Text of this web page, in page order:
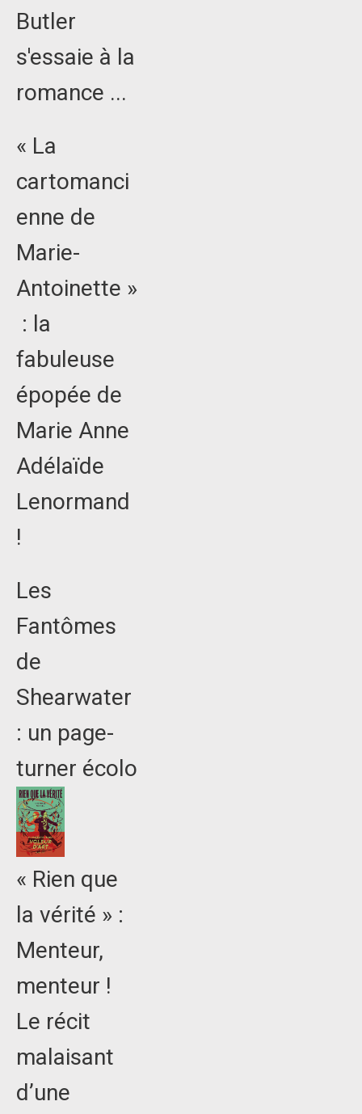
Butler
s'essaie à la
romance ...
« La
cartomanci
enne de
Marie-
Antoinette »
: la
fabuleuse
épopée de
Marie Anne
Adélaïde
Lenormand
!
Les
Fantômes
de
Shearwater
: un page-
turner écolo
« Rien que
la vérité » :
Menteur,
menteur !
Le récit
malaisant
d’une